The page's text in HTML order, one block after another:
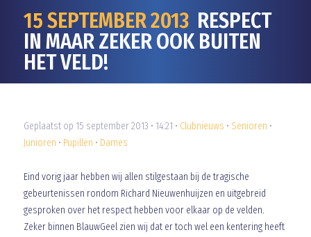
15 SEPTEMBER 2013RESPECT
IN MAAR ZEKER OOK BUITEN
HET VELD!
Geplaatst op 15 september 2013 • 14:21 • Clubnieuws • Senioren •
Junioren • Pupillen • Dames
Eind vorig jaar hebben wij allen stilgestaan bij de tragische
gebeurtenissen rondom Richard Nieuwenhuijzen en uitgebreid
gesproken over het respect hebben voor elkaar op de velden.
Zeker binnen BlauwGeel zien wij dat er toch wel een kentering heeft